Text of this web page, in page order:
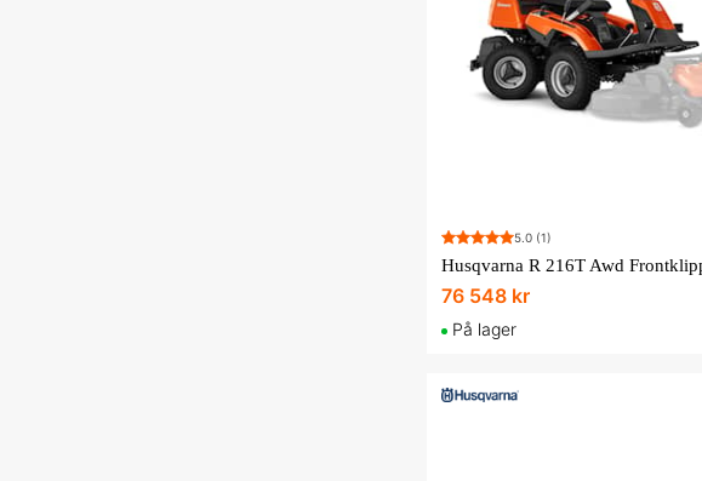
5.0 (1)
Husqvarna R 216T Awd
76 548 kr
På lager